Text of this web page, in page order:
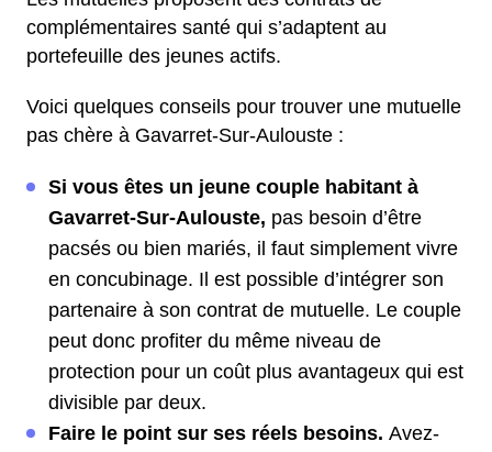
complémentaires santé qui s’adaptent au
portefeuille des jeunes actifs.
Voici quelques conseils pour trouver une mutuelle
pas chère à Gavarret-Sur-Aulouste :
Si vous êtes un jeune couple habitant à
Gavarret-Sur-Aulouste, pas besoin d’être
pacsés ou bien mariés, il faut simplement vivre
en concubinage. Il est possible d’intégrer son
partenaire à son contrat de mutuelle. Le couple
peut donc profiter du même niveau de
protection pour un coût plus avantageux qui est
divisible par deux.
Faire le point sur ses réels besoins. Avez-